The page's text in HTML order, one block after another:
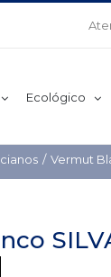
Ecológico
Vermut